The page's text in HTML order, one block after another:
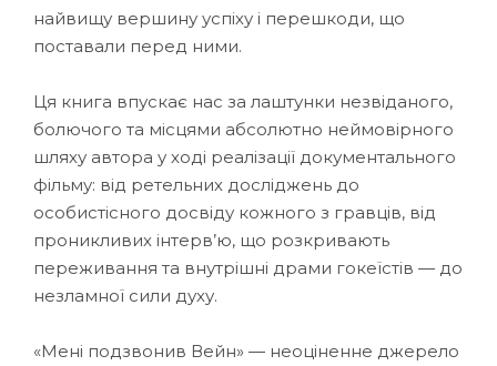
найвищу вершину успіху і перешкоди, що
поставали перед ними.
Ця книга впускає нас за лаштунки незвіданого,
болючого та місцями абсолютно неймовірного
шляху автора у ході реалізації документального
фільму: від ретельних досліджень до
особистісного досвіду кожного з гравців, від
проникливих інтерв’ю, що розкривають
переживання та внутрішні драми гокеїстів — до
незламної сили духу.
«Мені подзвонив Вейн» — неоціненне джерело